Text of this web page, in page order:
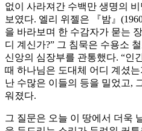
없이 사라져간 수백만 생명의
보였다. 엘리 위젤은 『밤』
을 바라보며 한 수감자가 묻는
디 계신가?” 그 침묵은 수용소
신앙의 심장부를 관통했다. “인
때 하나님은 도대체 어디 계셨
난 수많은 이들의 등을 밀었고,
워졌다.
그 질문은 오늘 이 땅에서 더욱